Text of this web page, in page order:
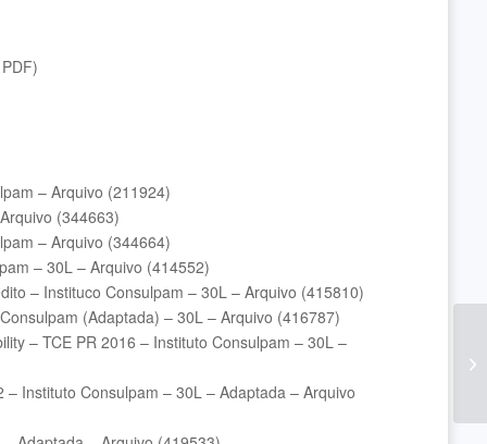
– Arquivo (211924)
(344663)
– Arquivo (344664)
– 30L – Arquivo (414552)
– Instituco Consulpam – 30L – Arquivo (415810)
(Adaptada) – 30L – Arquivo (416787)
– TCE PR 2016 – Instituto Consulpam – 30L –
Instituto Consulpam – 30L – Adaptada – Arquivo